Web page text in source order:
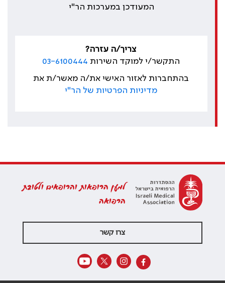
המעודכן במערכות הר"י
צריך/ה עזרה?
התקשר/י למוקד השירות 03-6100444
בהתחברות לאזור האישי את/ה מאשר/ת את
מדיניות הפרטיות של הר"י
למען הרופאות והרופאים ולטובת
הרפואה
צרו קשר